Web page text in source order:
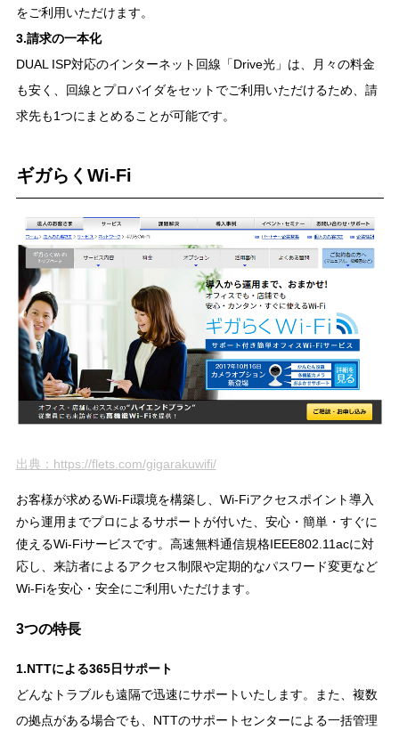
をご利用いただけます。
3.請求の一本化
DUAL ISP対応のインターネット回線「Drive光」は、月々の料金
も安く、回線とプロバイダをセットでご利用いただけるため、請
求先も1つにまとめることが可能です。
ギガらくWi-Fi
出典：https://flets.com/gigarakuwifi/
お客様が求めるWi-Fi環境を構築し、Wi-Fiアクセスポイント導入
から運用までプロによるサポートが付いた、安心・簡単・すぐに
使えるWi-Fiサービスです。高速無料通信規格IEEE802.11acに対
応し、来訪者によるアクセス制限や定期的なパスワード変更など
Wi-Fiを安心・安全にご利用いただけます。
3つの特長
1.NTTによる365日サポート
どんなトラブルも遠隔で迅速にサポートいたします。また、複数
の拠点がある場合でも、NTTのサポートセンターによる一括管理